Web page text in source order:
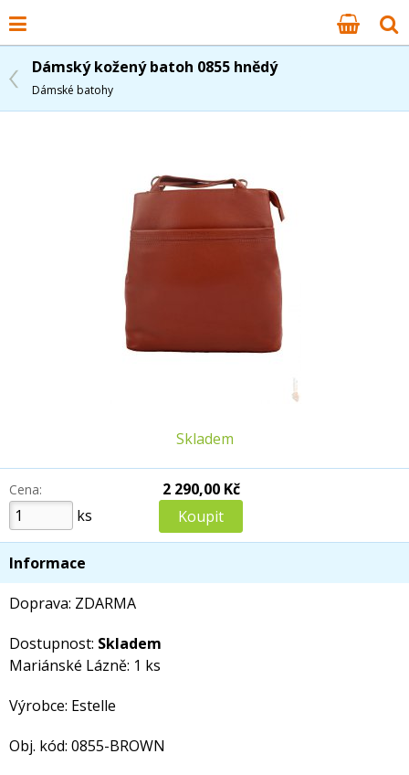
Dámský kožený batoh 0855 hnědý
Dámské batohy
Skladem
Cena:
ks
2 290,00 Kč
Informace
Doprava: ZDARMA
Dostupnost: Skladem
Mariánské Lázně: 1 ks
Výrobce: Estelle
Obj. kód: 0855-BROWN